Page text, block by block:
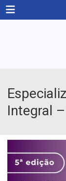
Menu
Integral